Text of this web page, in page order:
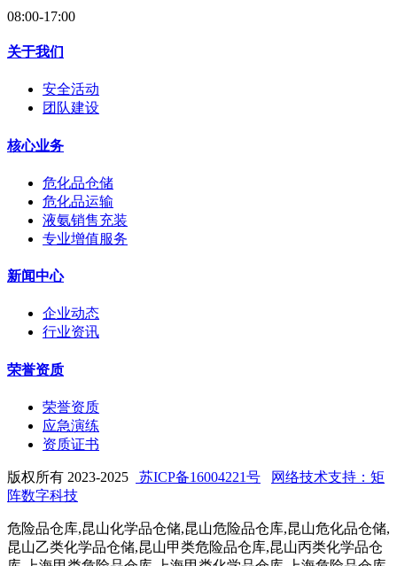
08:00-17:00
关于我们
安全活动
团队建设
核心业务
危化品仓储
危化品运输
液氨销售充装
专业增值服务
新闻中心
企业动态
行业资讯
荣誉资质
荣誉资质
应急演练
资质证书
版权所有 2023-2025 苏ICP备16004221号
网络技术支持：矩
阵数字科技
危险品仓库,昆山化学品仓储,昆山危险品仓库,昆山危化品仓储,
昆山乙类化学品仓储,昆山甲类危险品仓库,昆山丙类化学品仓